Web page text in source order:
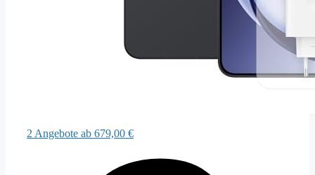
2 Angebote ab 679,00 €